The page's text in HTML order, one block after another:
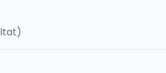
đ, ž, dž)